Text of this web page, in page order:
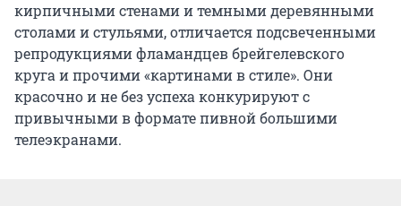
кирпичными стенами и темными деревянными
столами и стульями, отличается подсвеченными
репродукциями фламандцев брейгелевского
круга и прочими «картинами в стиле». Они
красочно и не без успеха конкурируют с
привычными в формате пивной большими
телеэкранами.